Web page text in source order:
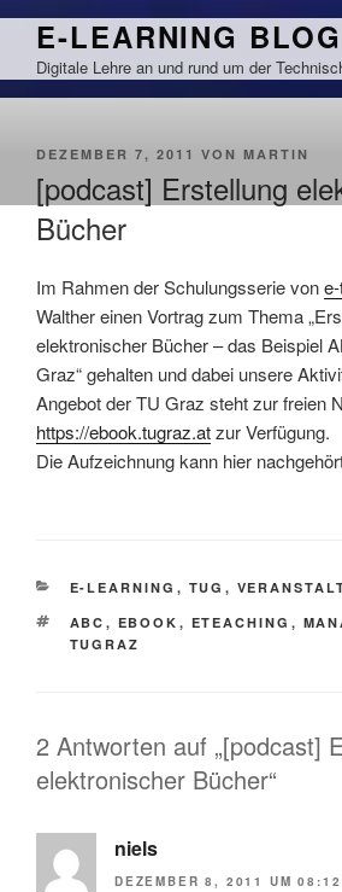
Zum
springen
E-LEARNING BLOG
Digitale Lehre an und rund um der
VERÖFFENTLICHT
DEZEMBER 7, 2011 VON MARTIN
[podcast] Erstellung
Bücher
Im Rahmen der Schulungsserie von
Walther einen Vortrag zum Thema
elektronischer Bücher – das Beispiel
Graz“ gehalten und dabei unsere
Angebot der TU Graz steht zur freien
https://ebook.tugraz.atzur Verfügung.
Die Aufzeichnung kann hier
KATEGORIEN
E-LEARNING , TUG ,
SCHLAGWÖRTER
ABC , EBOOK , ETEACHING ,
TUGRAZ
2 Antworten auf „[podcast]
elektronischer Bücher“
niels
DEZEMBER 8, 2011 UM 08:12